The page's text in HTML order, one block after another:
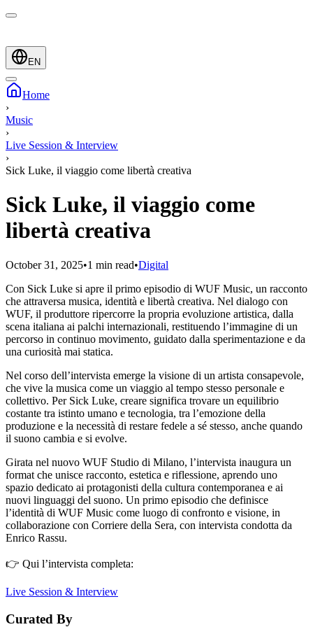
EN
Home
›
Music
›
Live Session & Interview
›
Sick Luke, il viaggio come libertà creativa
Sick Luke, il viaggio come
libertà creativa
October 31, 2025•1 min read•Digital
Con Sick Luke si apre il primo episodio di WUF Music, un racconto
che attraversa musica, identità e libertà creativa. Nel dialogo con
WUF, il produttore ripercorre la propria evoluzione artistica, dalla
scena italiana ai palchi internazionali, restituendo l’immagine di un
percorso in continuo movimento, guidato dalla sperimentazione e da
una curiosità mai statica.
Nel corso dell’intervista emerge la visione di un artista consapevole,
che vive la musica come un viaggio al tempo stesso personale e
collettivo. Per Sick Luke, creare significa trovare un equilibrio
costante tra istinto umano e tecnologia, tra l’emozione della
produzione e la necessità di restare fedele a sé stesso, anche quando
il suono cambia e si evolve.
Girata nel nuovo WUF Studio di Milano, l’intervista inaugura un
format che unisce racconto, estetica e riflessione, aprendo uno
spazio dedicato ai protagonisti della cultura contemporanea e ai
nuovi linguaggi del suono. Un primo episodio che definisce
l’identità di WUF Music come luogo di confronto e visione, in
collaborazione con Corriere della Sera, con intervista condotta da
Enrico Rassu.
👉 Qui l’intervista completa:
Live Session & Interview
Curated By